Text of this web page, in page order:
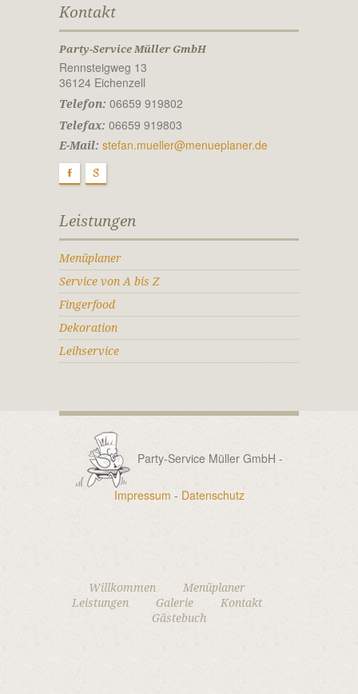
Kontakt
Party-Service Müller GmbH
Rennsteigweg 13
36124 Eichenzell
Telefon: 06659 919802
Telefax: 06659 919803
E-Mail: stefan.mueller@menueplaner.de
F g
Leistungen
Menüplaner
Service von A bis Z
Fingerfood
Dekoration
Leihservice
Party-Service Müller GmbH -
Impressum - Datenschutz
Willkommen
Menüplaner
Leistungen
Galerie
Kontakt
Gästebuch